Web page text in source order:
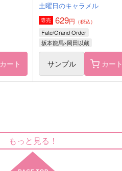
岡田の丘
1,572
猪名寺乱太郎×鶴町伏木蔵
カート
土曜日のキャラメル
専売 629円 （税込）
Fate/Grand Order
坂本龍馬×岡田以蔵
サンプル カート
もっと見る！